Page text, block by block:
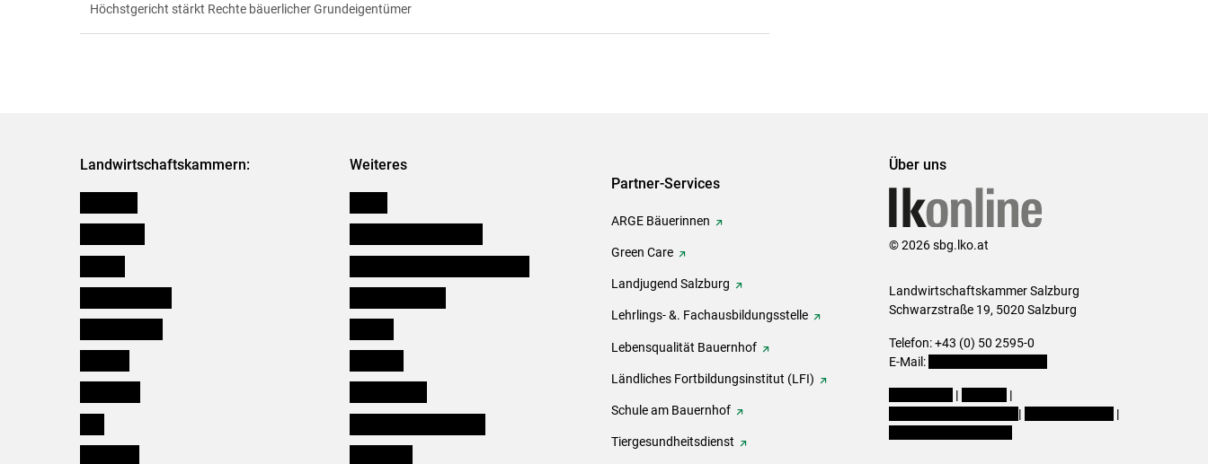
Höchstgericht stärkt Rechte bäuerlicher Grundeigentümer
Landwirtschaftskammern: Weiteres
Partner-Services
ARGE Bäuerinnen
Green Care
Landjugend Salzburg
Lehrlings- &. Fachausbildungsstelle
Lebensqualität Bauernhof
Ländliches Fortbildungsinstitut (LFI)
Schule am Bauernhof
Tiergesundheitsdienst
Über uns
© 2026 sbg.lko.at
Landwirtschaftskammer Salzburg
Schwarzstraße 19, 5020 Salzburg
Telefon: +43 (0) 50 2595-0
E-Mail:
|
|
|
|